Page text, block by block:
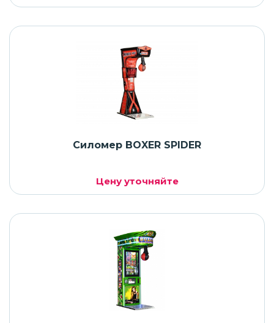
Силомер BOXER SPIDER
Цену уточняйте